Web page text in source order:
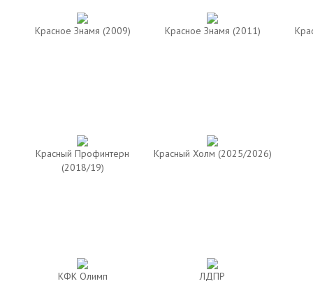
Красное Знамя (2009) Красное Знамя (2011)
Красный Профинтерн
(2018/19)
Красный Холм (2025/2026)
КФК Олимп ЛДПР